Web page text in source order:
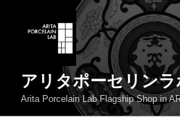
アリタポーセリン
Arita Porcelain Lab Flagship Shop in